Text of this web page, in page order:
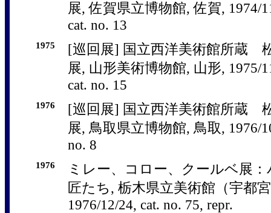
展, 佐賀県立博物館, 佐賀, 1974/
cat. no. 13
1975
[巡回展] 国立西洋美術館所蔵
展, 山形美術博物館, 山形, 1975/
cat. no. 15
1976
[巡回展] 国立西洋美術館所蔵
展, 鳥取県立博物館, 鳥取, 1976/
no. 8
1976
ミレー、コロー、クールベ展
匠たち, 栃木県立美術館（宇都
1976/12/24, cat. no. 75, repr.